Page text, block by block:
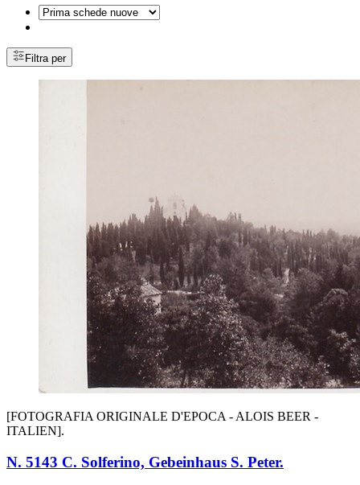
Filtra per
[FOTOGRAFIA ORIGINALE D'EPOCA - ALOIS BEER -
ITALIEN].
N. 5143 C. Solferino, Gebeinhaus S. Peter.